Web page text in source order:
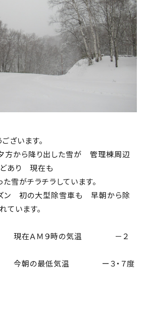
ます。
降り出した雪が 管理棟周辺
あり 現在も
ラチラしています。
大型除雪車も 早朝から除
ています。
９時の気温 －２
気温 ー３・７度